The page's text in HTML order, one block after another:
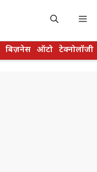
बिज़नेस ऑटो टेक्नोलॉजी